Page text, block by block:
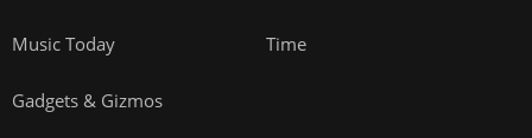
Music Today Time
Gadgets & Gizmos